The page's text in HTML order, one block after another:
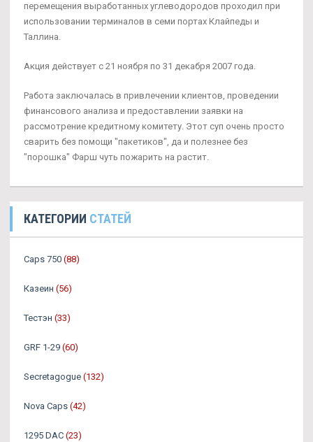
перемещения выработанных углеводородов проходил при
использовании терминалов в семи портах Клайпеды и
Таллина.
Акция действует с 21 ноября по 31 декабря 2007 года.
Работа заключалась в привлечении клиентов, проведении
финансового анализа и предоставлении заявки на
рассмотрение кредитному комитету. Этот суп очень просто
сварить без помощи "пакетиков", да и полезнее без
"порошка" Фарш чуть пожарить на растит.
КАТЕГОРИИ СТАТЕЙ
Caps 750 (88)
Казеин (56)
Тестэн (33)
GRF 1-29 (60)
Secretagogue (132)
Nova Caps (42)
1295 DAC (23)